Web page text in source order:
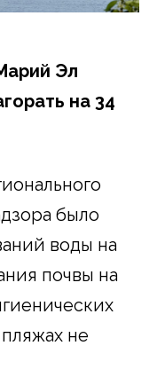
Эл
на 34
было
воды на
почвы на
не